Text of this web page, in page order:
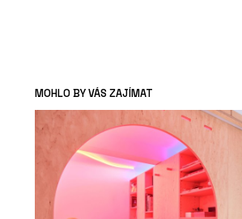
MOHLO BY VÁS ZAJÍMAT